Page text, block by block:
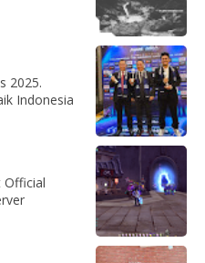
2025.
Indonesia
Official